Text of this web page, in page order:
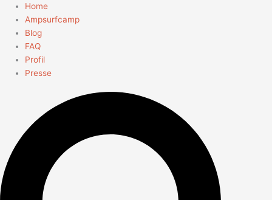
Home
Ampsurfcamp
Blog
FAQ
Profil
Presse